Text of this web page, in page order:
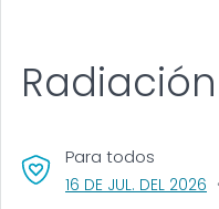
Para todos
16 DE JUL. DEL 2026